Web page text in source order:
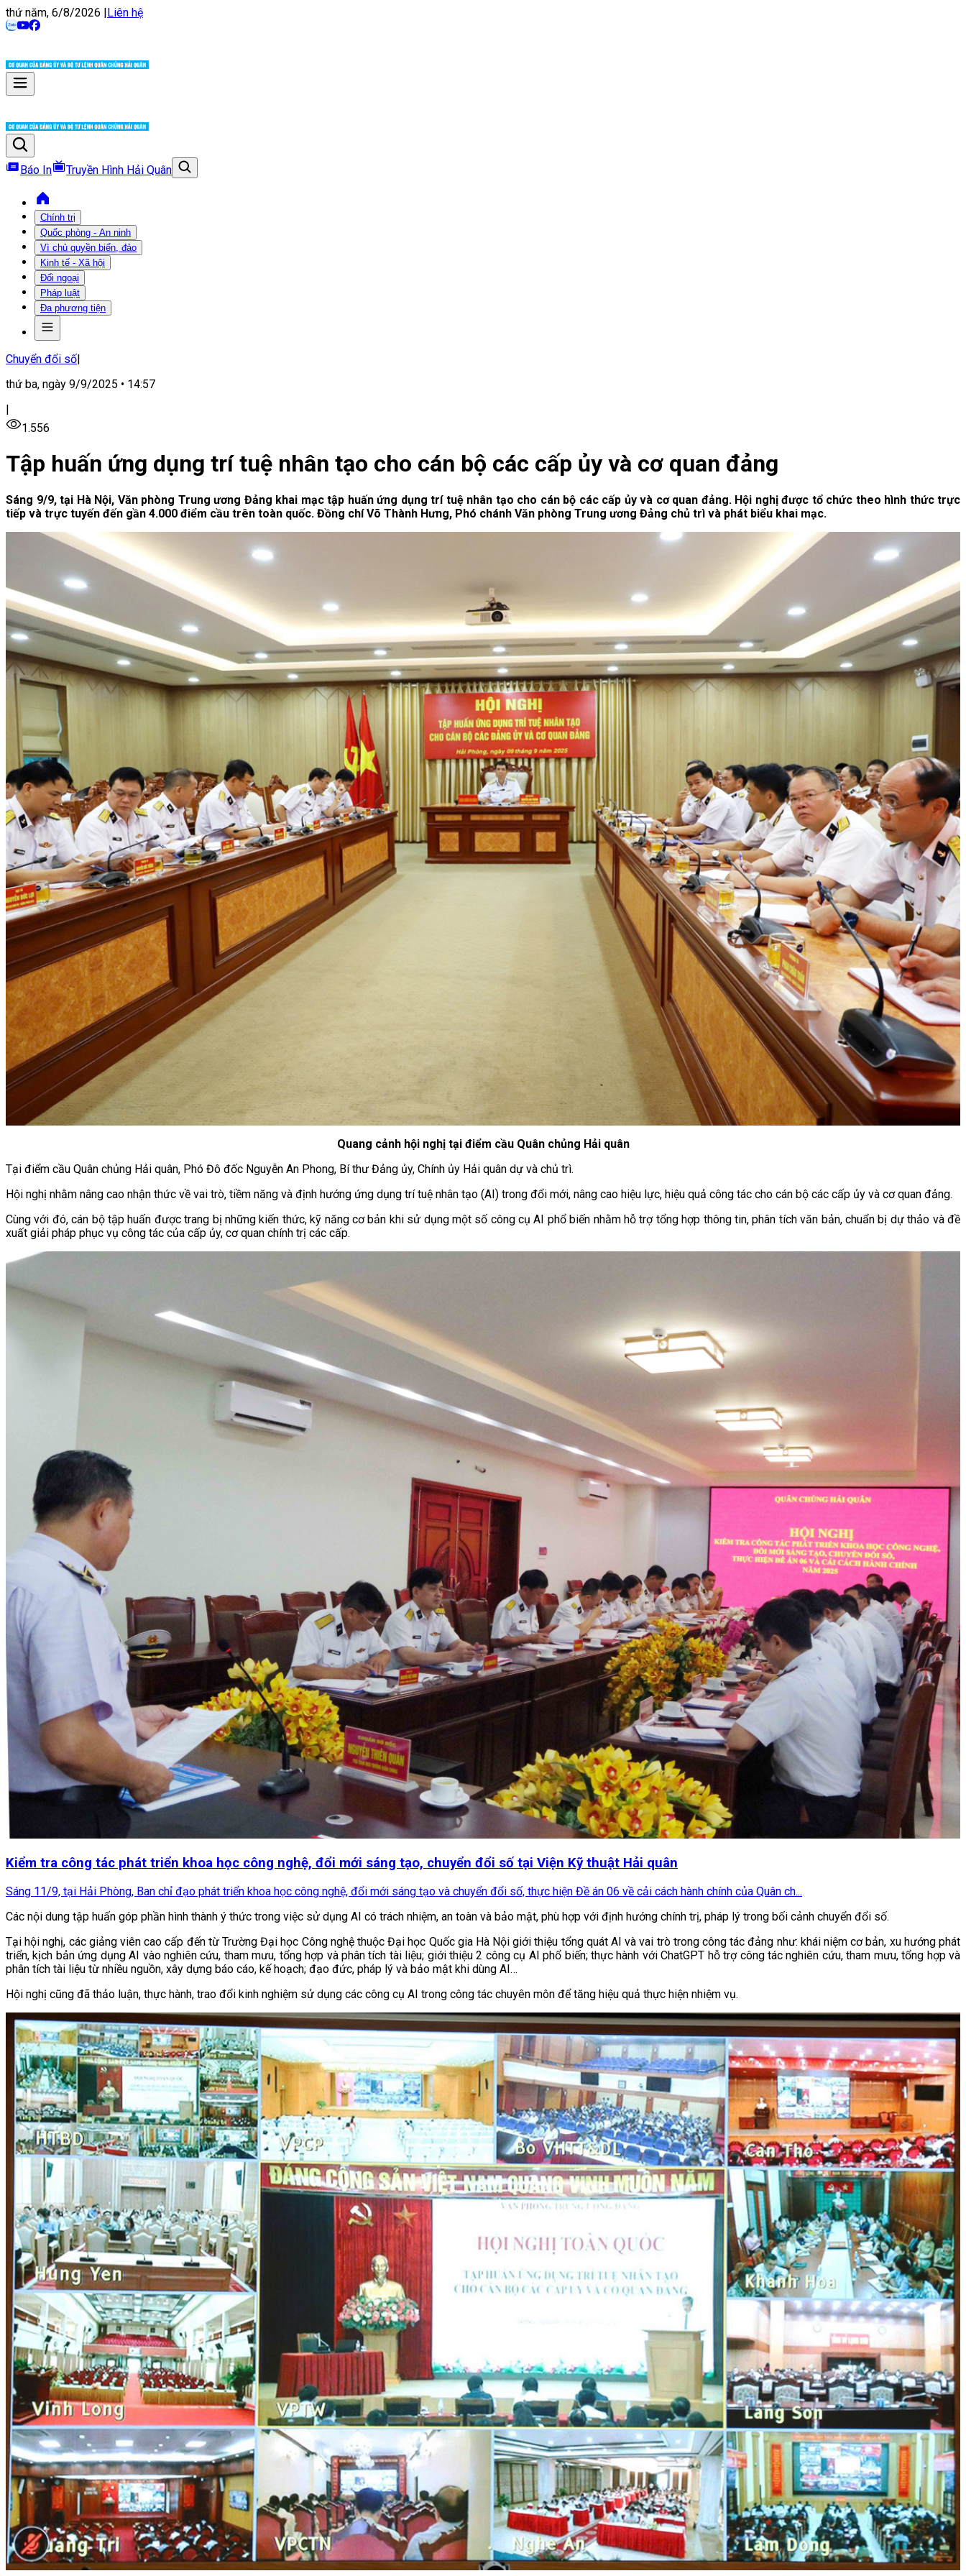
thứ năm, 6/8/2026 |Liên hệ
Báo In Truyền Hình Hải Quân
Chính trị
Quốc phòng - An ninh
Vì chủ quyền biển, đảo
Kinh tế - Xã hội
Đối ngoại
Pháp luật
Đa phương tiện
Chuyển đổi số|
thứ ba, ngày 9/9/2025 • 14:57
|
1.556
Tập huấn ứng dụng trí tuệ nhân tạo cho cán bộ các cấp ủy và cơ quan đảng
Sáng 9/9, tại Hà Nội, Văn phòng Trung ương Đảng khai mạc tập huấn ứng dụng trí tuệ nhân tạo cho cán bộ các cấp ủy và cơ quan đảng. Hội nghị được tổ chức theo hình thức trực
tiếp và trực tuyến đến gần 4.000 điểm cầu trên toàn quốc. Đồng chí Võ Thành Hưng, Phó chánh Văn phòng Trung ương Đảng chủ trì và phát biểu khai mạc.
Quang cảnh hội nghị tại điểm cầu Quân chủng Hải quân
Tại điểm cầu Quân chủng Hải quân, Phó Đô đốc Nguyễn An Phong, Bí thư Đảng ủy, Chính ủy Hải quân dự và chủ trì.
Hội nghị nhằm nâng cao nhận thức về vai trò, tiềm năng và định hướng ứng dụng trí tuệ nhân tạo (AI) trong đổi mới, nâng cao hiệu lực, hiệu quả công tác cho cán bộ các cấp ủy và cơ quan đảng.
Cùng với đó, cán bộ tập huấn được trang bị những kiến thức, kỹ năng cơ bản khi sử dụng một số công cụ AI phổ biến nhằm hỗ trợ tổng hợp thông tin, phân tích văn bản, chuẩn bị dự thảo và đề
xuất giải pháp phục vụ công tác của cấp ủy, cơ quan chính trị các cấp.
Kiểm tra công tác phát triển khoa học công nghệ, đổi mới sáng tạo, chuyển đổi số tại Viện Kỹ thuật Hải quân
Sáng 11/9, tại Hải Phòng, Ban chỉ đạo phát triển khoa học công nghệ, đổi mới sáng tạo và chuyển đổi số, thực hiện Đề án 06 về cải cách hành chính của Quân ch...
Các nội dung tập huấn góp phần hình thành ý thức trong việc sử dụng AI có trách nhiệm, an toàn và bảo mật, phù hợp với định hướng chính trị, pháp lý trong bối cảnh chuyển đổi số.
Tại hội nghị, các giảng viên cao cấp đến từ Trường Đại học Công nghệ thuộc Đại học Quốc gia Hà Nội giới thiệu tổng quát AI và vai trò trong công tác đảng như: khái niệm cơ bản, xu hướng phát
triển, kịch bản ứng dụng AI vào nghiên cứu, tham mưu, tổng hợp và phân tích tài liệu; giới thiệu 2 công cụ AI phổ biến; thực hành với ChatGPT hỗ trợ công tác nghiên cứu, tham mưu, tổng hợp và
phân tích tài liệu từ nhiều nguồn, xây dựng báo cáo, kế hoạch; đạo đức, pháp lý và bảo mật khi dùng AI…
Hội nghị cũng đã thảo luận, thực hành, trao đổi kinh nghiệm sử dụng các công cụ AI trong công tác chuyên môn để tăng hiệu quả thực hiện nhiệm vụ.